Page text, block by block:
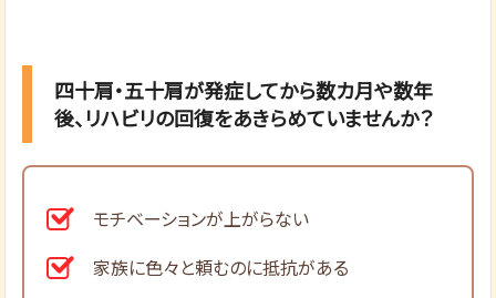
四十肩・五十肩が発症してから数カ月や数年
後、リハビリの回復をあきらめていませんか？
モチベーションが上がらない
家族に色々と頼むのに抵抗がある